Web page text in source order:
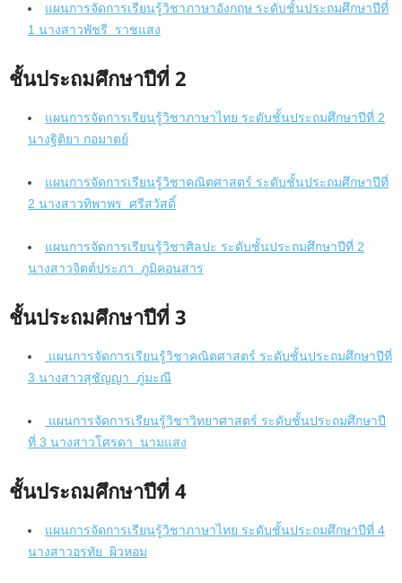
แผนการจัดการเรียนรู้วิชาภาษาอังกฤษ ระดับชั้นประถมศึกษาปีที่
1 นางสาวพัชรี ราชแสง
ชั้นประถมศึกษาปีที่ 2
แผนการจัดการเรียนรู้วิชาภาษาไทย ระดับชั้นประถมศึกษาปีที่ 2
นางฐิติยา กอมาตย์
แผนการจัดการเรียนรู้วิชาคณิตศาสตร์ ระดับชั้นประถมศึกษาปีที่
2 นางสาวทิพาพร ศรีสวัสดิ์
แผนการจัดการเรียนรู้วิชาศิลปะ ระดับชั้นประถมศึกษาปีที่ 2
นางสาวจิตต์ประภา ภูมิคอนสาร
ชั้นประถมศึกษาปีที่ 3
แผนการจัดการเรียนรู้วิชาคณิตศาสตร์ ระดับชั้นประถมศึกษาปีที่
3 นางสาวสุชัญญา ภู่มะณี
แผนการจัดการเรียนรู้วิชาวิทยาศาสตร์ ระดับชั้นประถมศึกษาปี
ที่ 3 นางสาวโศรดา นามแสง
ชั้นประถมศึกษาปีที่ 4
แผนการจัดการเรียนรู้วิชาภาษาไทย ระดับชั้นประถมศึกษาปีที่ 4
นางสาวอรทัย ผิวหอม